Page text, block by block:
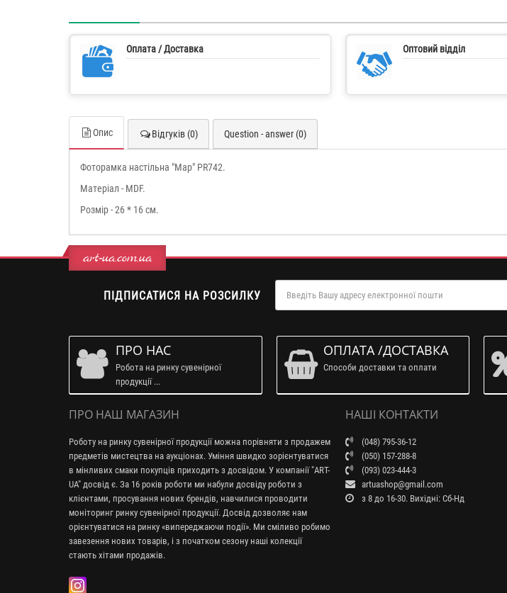
Оплата / Доставка Оптовий відділ
Опис Відгуків (0) Question - answer (0)
Фоторамка настільна "Map" PR742.
Матеріал - MDF.
Розмір - 26 * 16 см.
art-ua.com.ua
ПІДПИСАТИСЯ НА РОЗСИЛКУ
ПРО НАС
Робота на ринку сувенірної
продукції ...
ОПЛАТА /ДОСТАВКА
Способи доставки та оплати
ПРО НАШ МАГАЗИН
Роботу на ринку сувенірної продукції можна порівняти з продажем
предметів мистецтва на аукціонах. Уміння швидко зорієнтуватися
в мінливих смаки покупців приходить з досвідом. У компанії "ART-
UA" досвід є. За 16 років роботи ми набули досвіду роботи з
клієнтами, просування нових брендів, навчилися проводити
моніторинг ринку сувенірної продукції. Досвід дозволяє нам
орієнтуватися на ринку «випереджаючи події». Ми сміливо робимо
завезення нових товарів, і з початком сезону наші колекції
стають хітами продажів.
НАШІ КОНТАКТИ
(048) 795-36-12
(050) 157-288-8
(093) 023-444-3
artuashop@gmail.com
з 8 до 16-30. Вихідні: Сб-Нд